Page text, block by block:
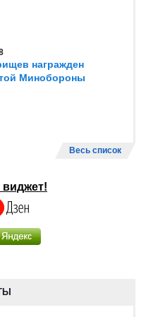
награжден
Минобороны
Весь список
виджет!